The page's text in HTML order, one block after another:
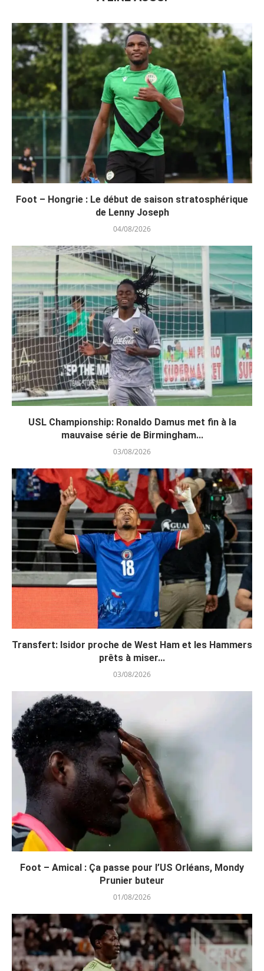
Foot – Hongrie : Le début de saison stratosphérique
de Lenny Joseph
04/08/2026
USL Championship: Ronaldo Damus met fin à la
mauvaise série de Birmingham...
03/08/2026
Transfert: Isidor proche de West Ham et les Hammers
prêts à miser...
03/08/2026
Foot – Amical : Ça passe pour l’US Orléans, Mondy
Prunier buteur
01/08/2026